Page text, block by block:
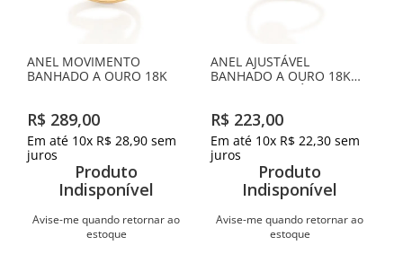
ANEL MOVIMENTO
BANHADO A OURO 18K
R$ 289,00
Em até 10x R$ 28,90 sem
juros
Produto
Indisponível
Avise-me quando retornar ao
estoque
ANEL AJUSTÁVEL
BANHADO A OURO 18K
COM BOLA E PÉROLA
R$ 223,00
Em até 10x R$ 22,30 sem
juros
Produto
Indisponível
Avise-me quando retornar ao
estoque